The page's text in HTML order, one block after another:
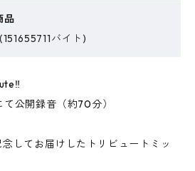
品
バイト)
公開録音（約70分）
してお届けしたトリビュートミッ